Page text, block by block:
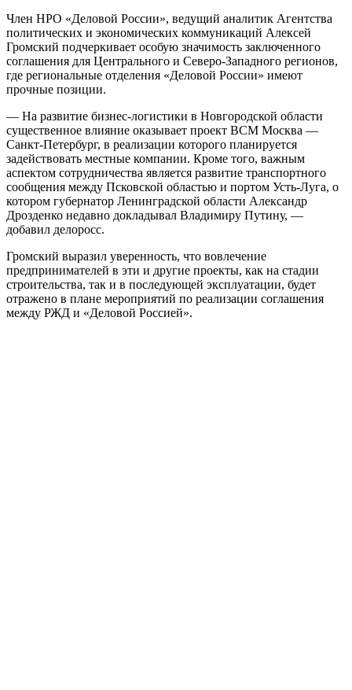
Член НРО «Деловой России», ведущий аналитик Агентства
политических и экономических коммуникаций Алексей
Громский подчеркивает особую значимость заключенного
соглашения для Центрального и Северо-Западного регионов,
где региональные отделения «Деловой России» имеют
прочные позиции.
— На развитие бизнес-логистики в Новгородской области
существенное влияние оказывает проект ВСМ Москва —
Санкт-Петербург, в реализации которого планируется
задействовать местные компании. Кроме того, важным
аспектом сотрудничества является развитие транспортного
сообщения между Псковской областью и портом Усть-Луга, о
котором губернатор Ленинградской области Александр
Дрозденко недавно докладывал Владимиру Путину, —
добавил делоросс.
Громский выразил уверенность, что вовлечение
предпринимателей в эти и другие проекты, как на стадии
строительства, так и в последующей эксплуатации, будет
отражено в плане мероприятий по реализации соглашения
между РЖД и «Деловой Россией».